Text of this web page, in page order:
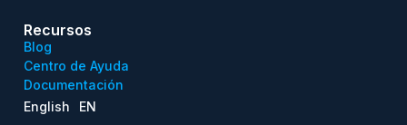
Recursos
Blog
Centro de Ayuda
Documentación
English
EN